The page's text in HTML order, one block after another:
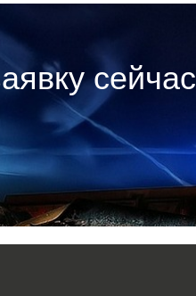
сейчас